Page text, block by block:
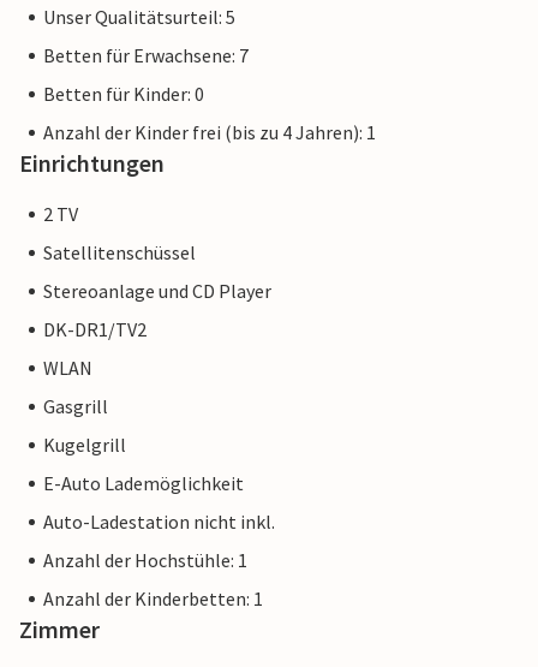
Unser Qualitätsurteil: 5
Betten für Erwachsene: 7
Betten für Kinder: 0
Anzahl der Kinder frei (bis zu 4 Jahren): 1
Einrichtungen
2 TV
Satellitenschüssel
Stereoanlage und CD Player
DK-DR1/TV2
WLAN
Gasgrill
Kugelgrill
E-Auto Lademöglichkeit
Auto-Ladestation nicht inkl.
Anzahl der Hochstühle: 1
Anzahl der Kinderbetten: 1
Zimmer